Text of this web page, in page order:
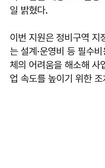
일 밝혔다.
이번 지원은 정비구역 지
는 설계·운영비 등 필수
체의 어려움을 해소해 사
업 속도를 높이기 위한 조